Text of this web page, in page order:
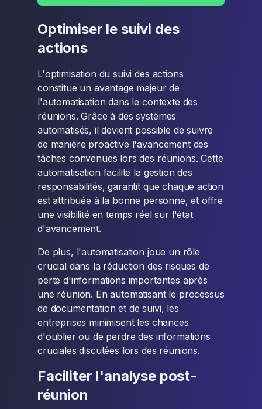
Optimiser le suivi des
actions
L'optimisation du suivi des actions
constitue un avantage majeur de
l'automatisation dans le contexte des
réunions. Grâce à des systèmes
automatisés, il devient possible de suivre
de manière proactive l'avancement des
tâches convenues lors des réunions. Cette
automatisation facilite la gestion des
responsabilités, garantit que chaque action
est attribuée à la bonne personne, et offre
une visibilité en temps réel sur l'état
d'avancement.
De plus, l'automatisation joue un rôle
crucial dans la réduction des risques de
perte d'informations importantes après
une réunion. En automatisant le processus
de documentation et de suivi, les
entreprises minimisent les chances
d'oublier ou de perdre des informations
cruciales discutées lors des réunions.
Faciliter l'analyse post-
réunion